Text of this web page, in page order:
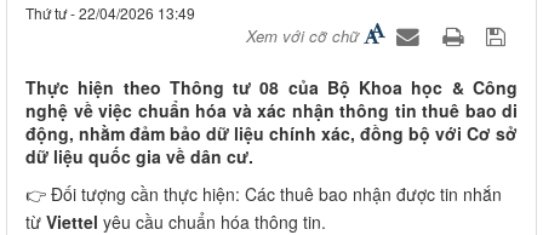
Thứ tư - 22/04/2026 13:49
Xem với cỡ chữ
Thực hiện theo Thông tư 08 của Bộ Khoa học & Công
nghệ về việc chuẩn hóa và xác nhận thông tin thuê bao di
động, nhằm đảm bảo dữ liệu chính xác, đồng bộ với Cơ sở
dữ liệu quốc gia về dân cư.
👉 Đối tượng cần thực hiện: Các thuê bao nhận được tin nhắn
từ Viettel yêu cầu chuẩn hóa thông tin.